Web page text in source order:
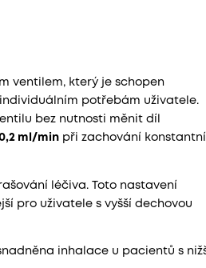
ventilem, který je schopen
potřebám uživatele.
bez nutnosti měnit díl
ml/minpři zachování konstantní
léčiva. Toto nastavení
pro uživatele s vyšší dechovou
inhalace u pacientů s